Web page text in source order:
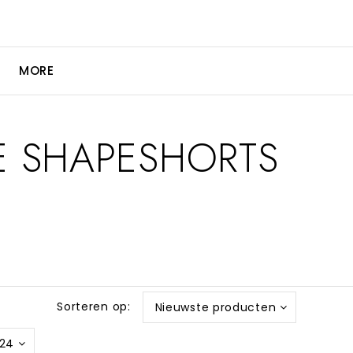
MORE
Sorteren op: Nieuwste producten